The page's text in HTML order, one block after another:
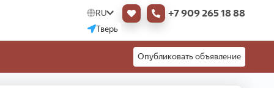
RU +7 909 265 18 88
Тверь
Опубликовать объявление